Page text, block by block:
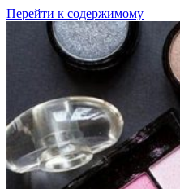
Перейти к содержимому